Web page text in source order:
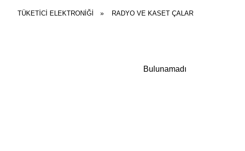
TÜKETİCİ ELEKTRONİĞİ » RADYO VE KASET ÇALAR
Bulunamadı